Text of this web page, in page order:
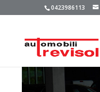
0423986113